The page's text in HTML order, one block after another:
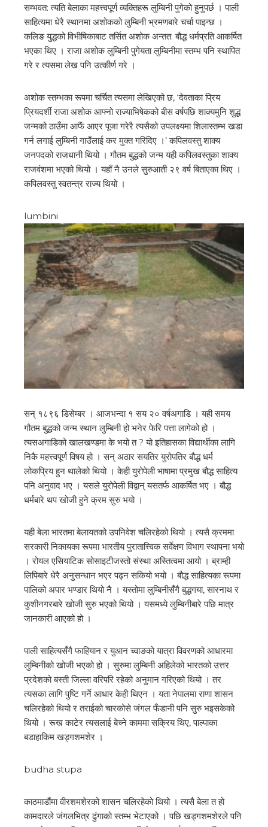
सम्भवत: त्यति बेलाका महत्त्वपूर्ण व्यक्तिहरू लुम्बिनी पुगेको हुनुपर्छ । पाली
साहित्यमा धेरै स्थानमा अशोकको लुम्बिनी भ्रमणबारे चर्चा पाइन्छ ।
कलिङ युद्धको विभीषिकाबाट तर्सित अशोक अन्तत: बौद्ध धर्मप्रति आकर्षित
भएका थिए । राजा अशोक लुम्बिनी पुगेयता लुम्बिनीमा स्तम्भ पनि स्थापित
गरे र त्यसमा लेख पनि उत्कीर्ण गरे ।
अशोक स्तम्भका रूपमा चर्चित त्यसमा लेखिएको छ, ‘देवताका प्रिय
प्रियदर्शी राजा अशोक आफ्नो राज्याभिषेकको बीस वर्षपछि शाक्यमुनि शुद्ध
जन्मको ठाउँमा आफैं आएर पूजा गरेरै त्यसैको उपलक्ष्यमा शिलास्तम्भ खडा
गर्न लगाई लुम्बिनी गाउँलाई कर मुक्त गरिदिए ।’ कपिलवस्तु शाक्य
जनपदको राजधानी थियो । गौतम बुद्धको जन्म यही कपिलवस्तुका शाक्य
राजवंशमा भएको थियो । यहाँ नै उनले सुरुआती २९ वर्ष बिताएका थिए ।
कपिलवस्तु स्वतन्त्र राज्य थियो ।
lumbini
सन् १८९६ डिसेम्बर । आजभन्दा १ सय २० वर्षअगाडि । यही समय
गौतम बुद्धको जन्म स्थान लुम्बिनी हो भनेर फेरि पत्ता लागेको हो ।
त्यसअगाडिको खालखण्डमा के भयो त ? यो इतिहासका विद्यार्थीका लागि
निकै महत्त्वपूर्ण विषय हो । सन् अठार सयतिर युरोपतिर बौद्ध धर्म
लोकप्रिय हुन थालेको थियो । केही युरोपेली भाषामा प्रमुख बौद्ध साहित्य
पनि अनुवाद भए । यसले युरोपेली विद्वान् यसतर्फ आकर्षित भए । बौद्ध
धर्मबारे थप खोजी हुने क्रम सुरु भयो ।
यही बेला भारतमा बेलायतको उपनिवेश चलिरहेको थियो । त्यसै क्रममा
सरकारी निकायका रूपमा भारतीय पुरातात्त्विक सर्वेक्षण विभाग स्थापना भयो
। रोयल एसियाटिक सोसाइटीजस्तो संस्था अस्तित्वमा आयो । ब्राम्ही
लिपिबारे धेरै अनुसन्धान भएर पढ्न सकियो भयो । बौद्ध साहित्यका रूपमा
पालिको अपार भण्डार थियो नै । यस्तोमा लुम्बिनीसँगै बुद्धगया, सारनाथ र
कुशीनगरबारे खोजी सुरु भएको थियो । यसमध्ये लुम्बिनीबारे पछि मात्र
जानकारी आएको हो ।
पाली साहित्यसँगै फाहियान र युआन च्वाङको यात्रा विवरणको आधारमा
लुम्बिनीको खोजी भएको हो । सुरुमा लुम्बिनी अहिलेको भारतको उत्तर
प्रदेशको बस्ती जिल्ला वरिपरि रहेको अनुमान गरिएको थियो । तर
त्यसका लागि पुष्टि गर्ने आधार केही थिएन । यता नेपालमा राणा शासन
चलिरहेको थियो र तराईको चारकोसे जंगल फँडानी पनि सुरु भइसकेको
थियो । रूख काटेर त्यसलाई बेच्ने काममा सक्रिय थिए, पाल्पाका
बडाहाकिम खड्गशमशेर ।
budha stupa
काठमाडौंमा वीरशमशेरको शासन चलिरहेको थियो । त्यसै बेला त हो
कामदारले जंगलभित्र ढुंगाको स्तम्भ भेटाएको । पछि खड्गशमशेरले पनि